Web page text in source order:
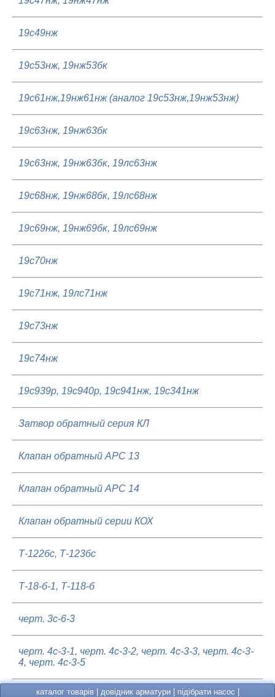
19с49нж
19с53нж, 19нж53бк
19с61нж,19нж61нж (аналог 19с53нж,19нж53нж)
19с63нж, 19нж63бк
19с63нж, 19нж63бк, 19лс63нж
19с68нж, 19нж68бк, 19лс68нж
19с69нж, 19нж69бк, 19лс69нж
19с70нж
19с71нж, 19лс71нж
19с73нж
19с74нж
19с939р, 19с940р, 19с941нж, 19с341нж
Затвор обратный серия КЛ
Клапан обратный АРС 13
Клапан обратный АРС 14
Клапан обратный серии КОХ
Т-122бс, Т-123бс
Т-18-б-1, Т-118-б
черт. 3с-6-3
черт. 4с-3-1, черт. 4с-3-2, черт. 4с-3-3, черт. 4с-3-
4, черт. 4с-3-5
каталог товарів| довідник арматури| підібрати насос